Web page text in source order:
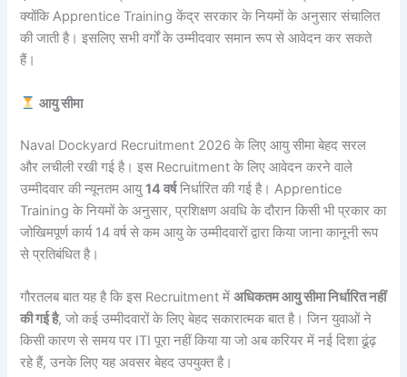
क्योंकि Apprentice Training केंद्र सरकार के नियमों के अनुसार संचालित
की जाती है। इसलिए सभी वर्गों के उम्मीदवार समान रूप से आवेदन कर सकते
हैं।
आयु सीमा
Naval Dockyard Recruitment 2026 के लिए आयु सीमा बेहद सरल
और लचीली रखी गई है। इस Recruitment के लिए आवेदन करने वाले
उम्मीदवार की न्यूनतम आयु14 वर्षनिर्धारित की गई है। Apprentice
Training के नियमों के अनुसार, प्रशिक्षण अवधि के दौरान किसी भी प्रकार का
जोखिमपूर्ण कार्य 14 वर्ष से कम आयु के उम्मीदवारों द्वारा किया जाना कानूनी रूप
से प्रतिबंधित है।
गौरतलब बात यह है कि इस Recruitment मेंअधिकतम आयु सीमा निर्धारित नहीं
की गई है, जो कई उम्मीदवारों के लिए बेहद सकारात्मक बात है। जिन युवाओं ने
किसी कारण से समय पर ITI पूरा नहीं किया या जो अब करियर में नई दिशा ढूंढ़
रहे हैं, उनके लिए यह अवसर बेहद उपयुक्त है।